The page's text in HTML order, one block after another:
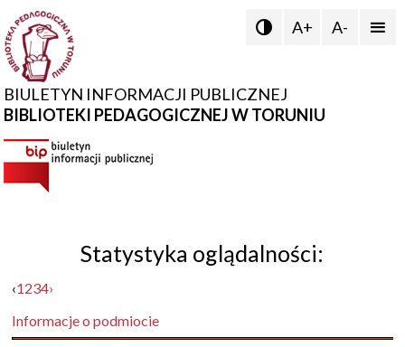
BIULETYN INFORMACJI PUBLICZNEJ
BIBLIOTEKI PEDAGOGICZNEJ W TORUNIU
 A+ A- 
Statystyka oglądalności:
‹1234›
Informacje o podmiocie